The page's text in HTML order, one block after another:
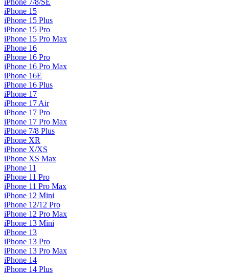
iPhone 7/8/SE
iPhone 15
iPhone 15 Plus
iPhone 15 Pro
iPhone 15 Pro Max
iPhone 16
iPhone 16 Pro
iPhone 16 Pro Max
iPhone 16E
iPhone 16 Plus
iPhone 17
iPhone 17 Air
iPhone 17 Pro
iPhone 17 Pro Max
iPhone 7/8 Plus
iPhone XR
iPhone X/XS
iPhone XS Max
iPhone 11
iPhone 11 Pro
iPhone 11 Pro Max
iPhone 12 Mini
iPhone 12/12 Pro
iPhone 12 Pro Max
iPhone 13 Mini
iPhone 13
iPhone 13 Pro
iPhone 13 Pro Max
iPhone 14
iPhone 14 Plus